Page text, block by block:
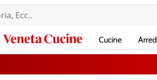
VenetaCucine